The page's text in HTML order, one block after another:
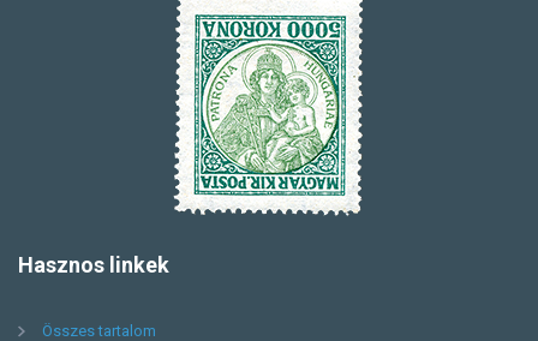
Hasznos linkek
Összes tartalom